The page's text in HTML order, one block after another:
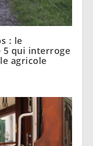
: le
5 qui interroge
agricole